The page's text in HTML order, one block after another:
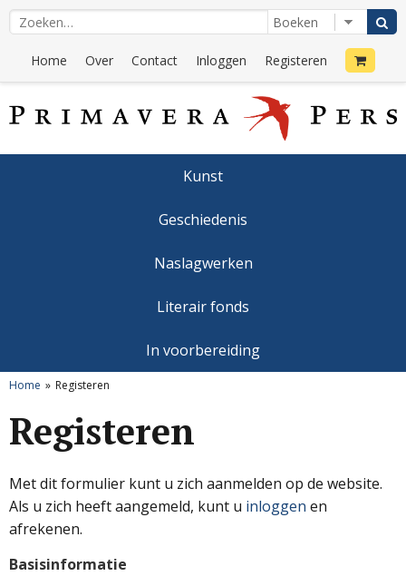
Home Over Contact Inloggen Registeren
Kunst
Geschiedenis
Naslagwerken
Literair fonds
In voorbereiding
Home Registeren
Registeren
Met dit formulier kunt u zich aanmelden op de website.
Als u zich heeft aangemeld, kunt u inloggen en
afrekenen.
Basisinformatie